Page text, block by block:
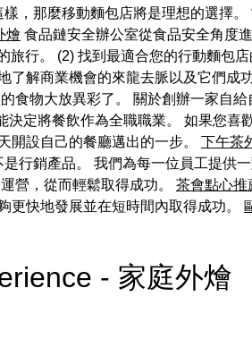
樣，那麼移動麵包店將是理想的選擇。
燴 食品鏈安全辦公室從食品安全角度
行。 (2) 找到最適合您的行動麵包
解商業機會的來龍去脈以及它們成
食物大放異彩了。 關於創辦一家自
定將餐飲作為全職職業。 如果您喜
開設自己的餐廳邁出的一步。 下午茶
行銷產品。 我們為每一位員工提供
營，從而輕鬆取得成功。 茶會點心推
更快地發展並在短時間內取得成功。
- 家庭外燴